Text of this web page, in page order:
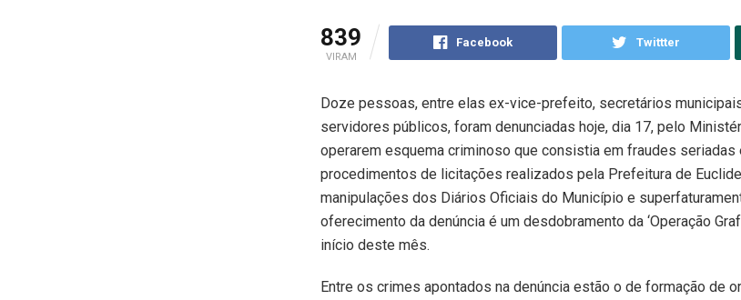
839
VIRAM
Facebook Twittter
Doze pessoas, entre elas ex-vice-prefeito, secretários
servidores públicos, foram denunciadas hoje, dia 17, pelo
operarem esquema criminoso que consistia em fraudes
procedimentos de licitações realizados pela Prefeitura de
manipulações dos Diários Oficiais do Município e
oferecimento da denúncia é um desdobramento da ‘Operação
início deste mês.
Entre os crimes apontados na denúncia estão o de formação de